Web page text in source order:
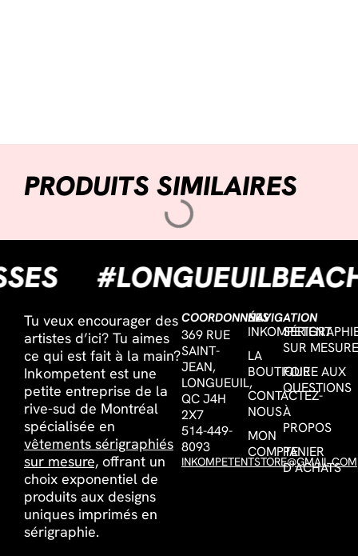
PRODUITS SIMILAIRES
Tu veux encourager des
artistes d’ici? Tu aimes
ce qui est fait à la main?
Inkompetent est une
petite entreprise de la
rive-sud de Montréal
spécialisée en
vêtements sérigraphiés
sur mesure, offrant un
choix exponentiel de
produits aux designs
uniques imprimés en
sérigraphie.
COORDONNÉES
369 RUE
SAINT-
JEAN,
LONGUEUIL,
QC J4H
2X7
514-449-
8093
INKOMPETENTSTORE@GMAIL.COM
NAVIGATION
INKOMPETENT
LA
BOUTIQUE
CONTACTEZ-
NOUS
MON
COMPTE
SUR
FOIRE AUX
QUESTIONS
À
PROPOS
PANIER
D’ACHATS